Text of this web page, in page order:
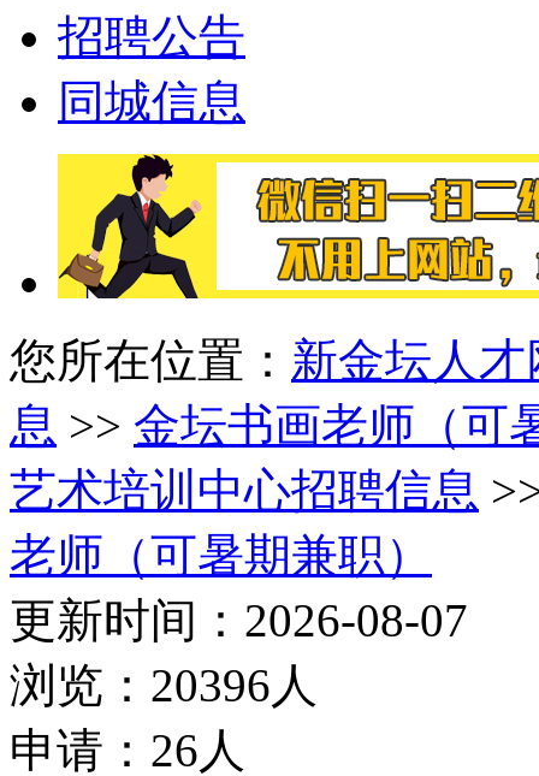
招聘公告
同城信息
您所在位置： 新金坛人才
息 >> 金坛书画老师（可
艺术培训中心招聘信息
老师（可暑期兼职）
更新时间：2026-08-07
浏览：20396人
申请：26人